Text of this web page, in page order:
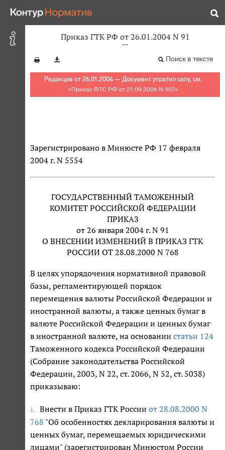
Приказ ГТК РФ от 26.01.2004 N 91
Поиск в тексте
Редакция от 26.01.2004 — Документ утратил силу, см.
«Приказ ФТС РФ от 21.09.2006 N 907»
Зарегистрировано в Минюсте РФ 17 февраля
2004 г. N 5554
ГОСУДАРСТВЕННЫЙ ТАМОЖЕННЫЙ
КОМИТЕТ РОССИЙСКОЙ ФЕДЕРАЦИИ
ПРИКАЗ
от 26 января 2004 г. N 91
О ВНЕСЕНИИ ИЗМЕНЕНИЙ В ПРИКАЗ ГТК
РОССИИ ОТ 28.08.2000 N 768
В целях упорядочения нормативной правовой
базы, регламентирующей порядок
перемещения валюты Российской Федерации и
иностранной валюты, а также ценных бумаг в
валюте Российской Федерации и ценных бумаг
в иностранной валюте, на основании статьи 124
Таможенного кодекса Российской Федерации
(Собрание законодательства Российской
Федерации, 2003, N 22, ст. 2066, N 52, ст. 5038)
приказываю:
1. Внести в Приказ ГТК России от 28.08.2000 N
768 "Об особенностях декларирования валюты и
ценных бумаг, перемещаемых юридическими
лицами" (зарегистрирован Минюстом России